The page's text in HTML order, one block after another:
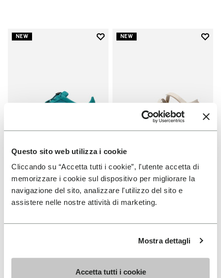
Questo sito web utilizza i cookie
Cliccando su “Accetta tutti i cookie”, l'utente accetta di
memorizzare i cookie sul dispositivo per migliorare la
navigazione del sito, analizzare l'utilizzo del sito e
assistere nelle nostre attività di marketing.
Mostra dettagli
Accetta tutti i cookie
NEW
Add to wishlist
FIVEFINGERS メンズ
KSO EVO メンズ
NEW
Add
FIVEFINGERS レディース
V-Soul Foot Map
Add